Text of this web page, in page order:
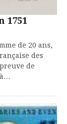
1751
de 20 ans,
des
de
à…